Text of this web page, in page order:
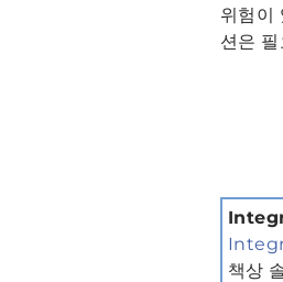
위험이
션은
책상